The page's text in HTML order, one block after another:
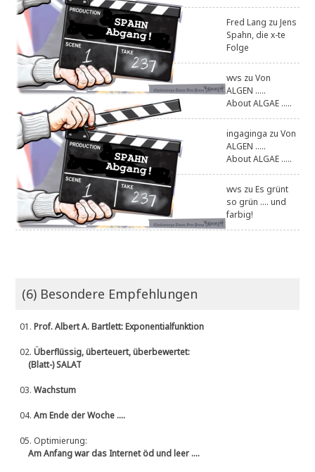
Fred Lang zuJens
Spahn, die x-te
Folge
wvs zuVon
ALGEN .....
About ALGAE .....
ingaginga zuVon
ALGEN .....
About ALGAE .....
wvs zuEs grünt
so grün .... und
farbig!
(6) Besondere Empfehlungen
01.Prof. Albert A. Bartlett: Exponentialfunktion
02.Überflüssig, überteuert, überbewertet:
(Blatt-) SALAT
03.Wachstum
04.Am Ende der Woche ....
05. Optimierung:
Am Anfang war das Internet öd und leer ....